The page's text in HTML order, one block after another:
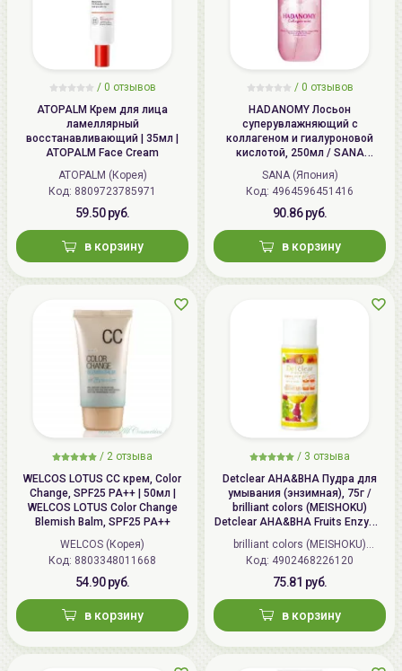
/ 0 отзывов
ATOPALM Крем для лица
ламеллярный
восстанавливающий | 35мл |
ATOPALM Face Cream
ATOPALM (Корея)
Код: 8809723785971
59.50 руб.
в корзину
/ 0 отзывов
HADANOMY Лосьон
суперувлажняющий с
коллагеном и гиалуроновой
кислотой, 250мл / SANA
HADANOMY Collagen mist
SANA (Япония)
Код: 4964596451416
90.86 руб.
в корзину
/ 2 отзыва
WELCOS LOTUS СС крем, Color
Change, SPF25 PA++ | 50мл |
WELCOS LOTUS Color Change
Blemish Balm, SPF25 PA++
WELCOS (Корея)
Код: 8803348011668
54.90 руб.
в корзину
/ 3 отзыва
Detclear AHA&BHA Пудра для
умывания (энзимная), 75г /
brilliant colors (MEISHOKU)
Detclear AHA&BHA Fruits Enzyme
Powder Wash
brilliant colors (MEISHOKU)
(Япония)
Код: 4902468226120
75.81 руб.
в корзину